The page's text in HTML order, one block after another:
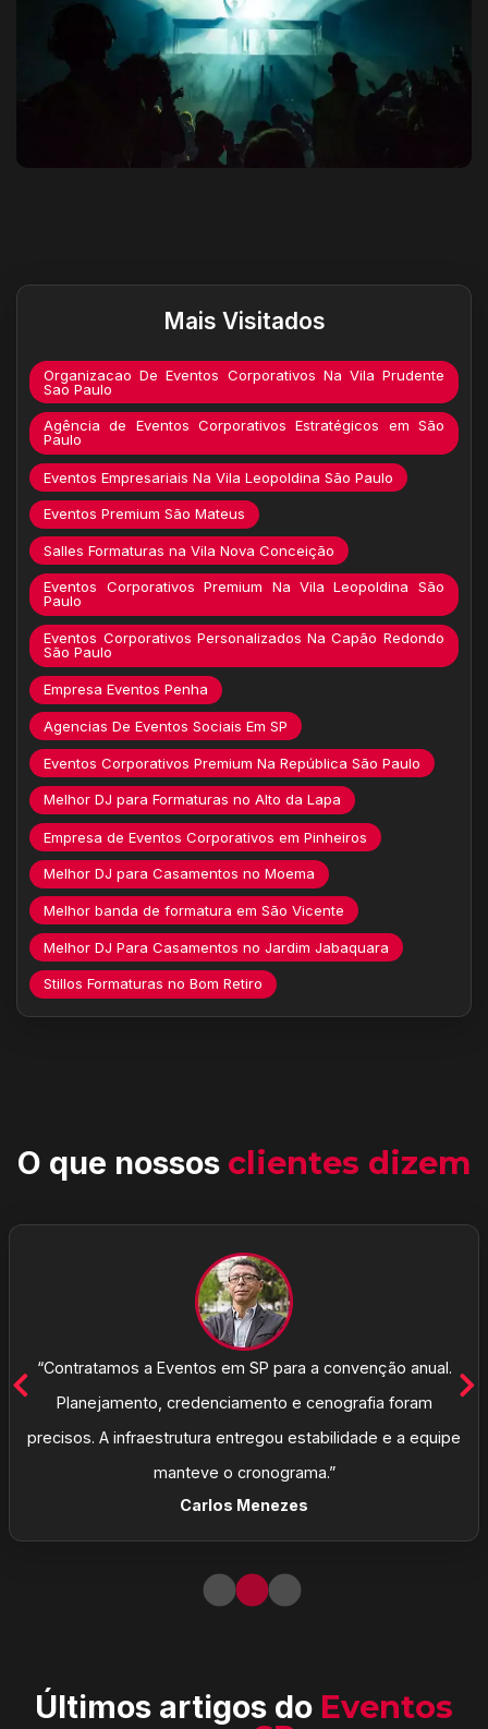
Mais Visitados
Organizacao De Eventos Corporativos Na Vila Prudente
Sao Paulo
Agência de Eventos Corporativos Estratégicos em São
Paulo
Eventos Empresariais Na Vila Leopoldina São Paulo
Eventos Premium São Mateus
Salles Formaturas na Vila Nova Conceição
Eventos Corporativos Premium Na Vila Leopoldina São
Paulo
Eventos Corporativos Personalizados Na Capão Redondo
São Paulo
Empresa Eventos Penha
Agencias De Eventos Sociais Em SP
Eventos Corporativos Premium Na República São Paulo
Melhor DJ para Formaturas no Alto da Lapa
Empresa de Eventos Corporativos em Pinheiros
Melhor DJ para Casamentos no Moema
Melhor banda de formatura em São Vicente
Melhor DJ Para Casamentos no Jardim Jabaquara
Stillos Formaturas no Bom Retiro
O que nossos clientes dizem
“Contratamos a Eventos em SP para a convenção anual.
Planejamento, credenciamento e cenografia foram
precisos. A infraestrutura entregou estabilidade e a equipe
manteve o cronograma.”
Carlos Menezes
Últimos artigos do Eventos